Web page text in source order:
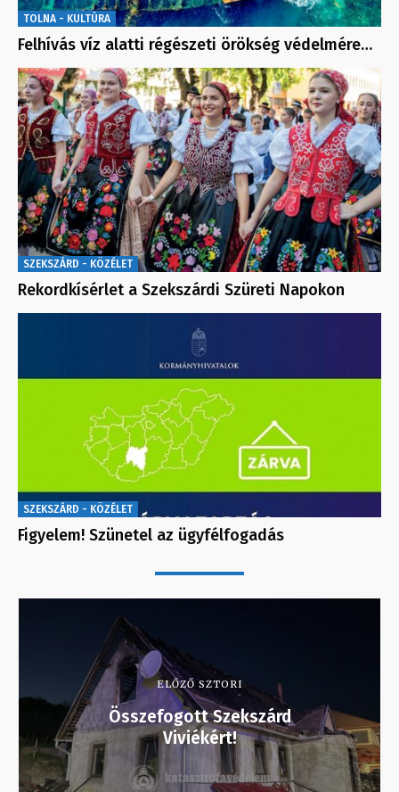
TOLNA - KULTÚRA
Felhívás víz alatti régészeti örökség védelmére…
SZEKSZÁRD - KÖZÉLET
Rekordkísérlet a Szekszárdi Szüreti Napokon
SZEKSZÁRD - KÖZÉLET
Figyelem! Szünetel az ügyfélfogadás
ELŐZŐ SZTORI
Összefogott Szekszárd
Viviékért!